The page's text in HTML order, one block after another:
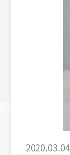
2020.03.04